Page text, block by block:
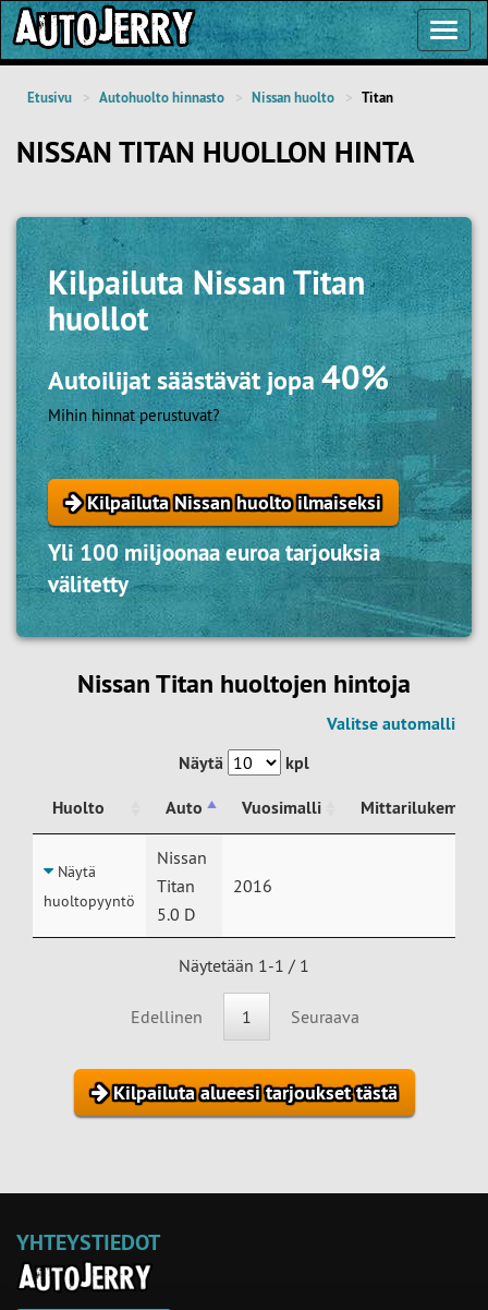
Etusivu Autohuolto hinnasto Nissan huolto Titan
NISSAN TITAN HUOLLON HINTA
KilpailutaNissan Titan
huollot
Autoilijat säästävät jopa40%
Mihin hinnat perustuvat?
Kilpailuta Nissan huolto ilmaiseksi
Yli 100 miljoonaa euroa tarjouksia
välitetty
Nissan Titan huoltojen hintoja
Valitse automalli
Näytä
kpl
Huolto
Auto Vuosimalli
Mittarilukema
Auto
Näytä
huoltopyyntö
Nissan
Titan
5.0 D
2016
Näytetään 1-1 / 1
Edellinen 1 Seuraava
Kilpailuta alueesi tarjoukset tästä
YHTEYSTIEDOT